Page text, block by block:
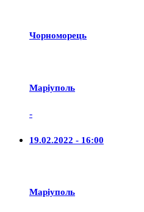
Чорноморець
Маріуполь
-
19.02.2022 - 16:00
Маріуполь